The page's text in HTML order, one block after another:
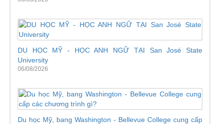
DU HỌC MỸ - HỌC ANH NGỮ TẠI San José State
University
06/08/2026
Du học Mỹ, bang Washington - Bellevue College cung cấp